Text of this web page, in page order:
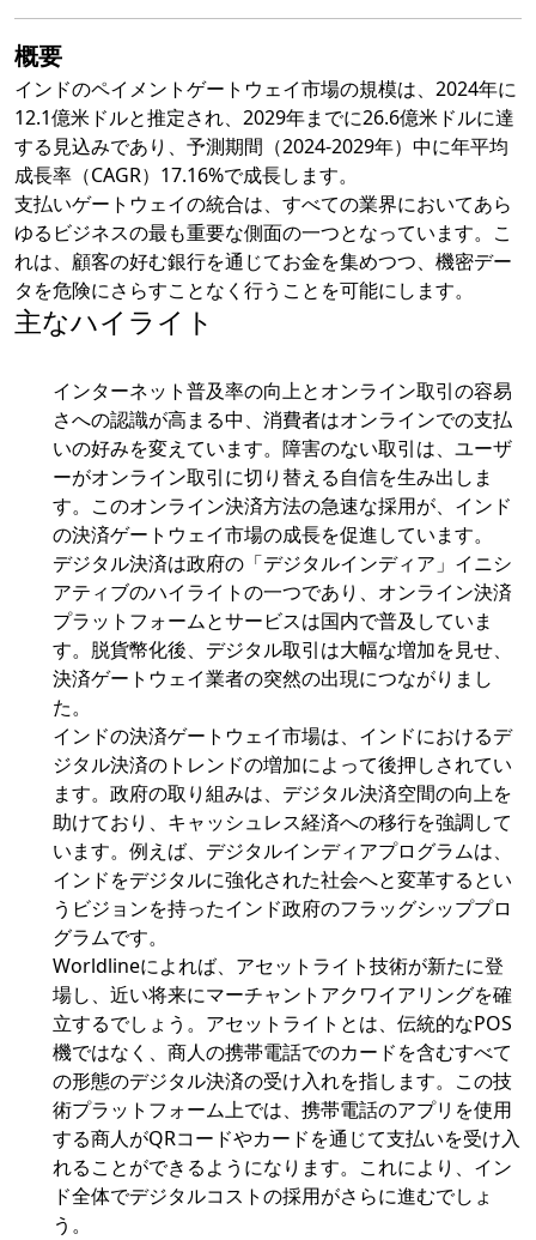
概要
インドのペイメントゲートウェイ市場の規模は、2024年に
12.1億米ドルと推定され、2029年までに26.6億米ドルに達
する見込みであり、予測期間（2024-2029年）中に年平均
成長率（CAGR）17.16%で成長します。
支払いゲートウェイの統合は、すべての業界においてあら
ゆるビジネスの最も重要な側面の一つとなっています。こ
れは、顧客の好む銀行を通じてお金を集めつつ、機密デー
タを危険にさらすことなく行うことを可能にします。
主なハイライト
インターネット普及率の向上とオンライン取引の容易
さへの認識が高まる中、消費者はオンラインでの支払
いの好みを変えています。障害のない取引は、ユーザ
ーがオンライン取引に切り替える自信を生み出しま
す。このオンライン決済方法の急速な採用が、インド
の決済ゲートウェイ市場の成長を促進しています。
デジタル決済は政府の「デジタルインディア」イニシ
アティブのハイライトの一つであり、オンライン決済
プラットフォームとサービスは国内で普及していま
す。脱貨幣化後、デジタル取引は大幅な増加を見せ、
決済ゲートウェイ業者の突然の出現につながりまし
た。
インドの決済ゲートウェイ市場は、インドにおけるデ
ジタル決済のトレンドの増加によって後押しされてい
ます。政府の取り組みは、デジタル決済空間の向上を
助けており、キャッシュレス経済への移行を強調して
います。例えば、デジタルインディアプログラムは、
インドをデジタルに強化された社会へと変革するとい
うビジョンを持ったインド政府のフラッグシッププロ
グラムです。
Worldlineによれば、アセットライト技術が新たに登
場し、近い将来にマーチャントアクワイアリングを確
立するでしょう。アセットライトとは、伝統的なPOS
機ではなく、商人の携帯電話でのカードを含むすべて
の形態のデジタル決済の受け入れを指します。この技
術プラットフォーム上では、携帯電話のアプリを使用
する商人がQRコードやカードを通じて支払いを受け入
れることができるようになります。これにより、イン
ド全体でデジタルコストの採用がさらに進むでしょ
う。